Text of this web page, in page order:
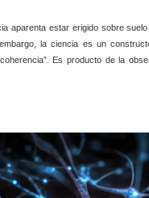
aparenta estar erigido sobre
la ciencia es un
Es producto de la